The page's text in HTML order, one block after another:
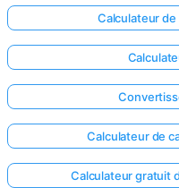
Calculateur
Calculateur de
Calculateur gratuit